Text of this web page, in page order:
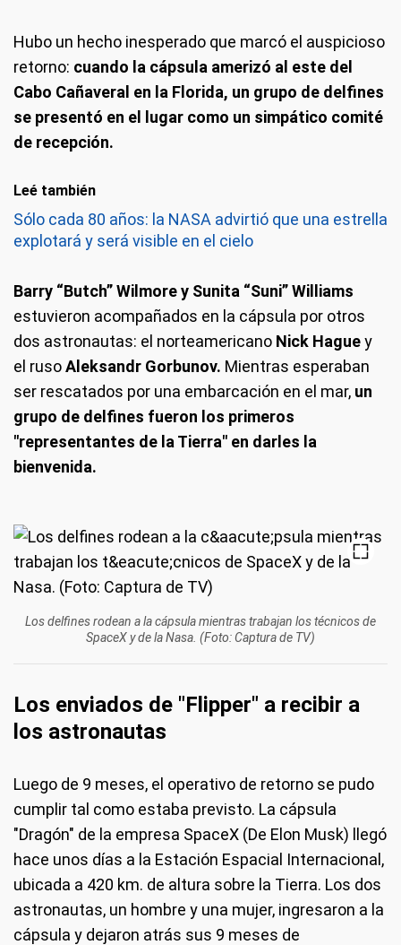
Hubo un hecho inesperado que marcó el auspicioso
retorno: cuando la cápsula amerizó al este del
Cabo Cañaveral en la Florida, un grupo de delfines
se presentó en el lugar como un simpático comité
de recepción.
Leé también
Sólo cada 80 años: la NASA advirtió que una estrella
explotará y será visible en el cielo
Barry “Butch” Wilmore y Sunita “Suni” Williams
estuvieron acompañados en la cápsula por otros
dos astronautas: el norteamericano Nick Haguey
el rusoAleksandr Gorbunov. Mientras esperaban
ser rescatados por una embarcación en el mar, un
grupo de delfines fueron los primeros
"representantes de la Tierra" en darles la
bienvenida.
Los delfines rodean a la cápsula mientras trabajan los técnicos de
SpaceX y de la Nasa. (Foto: Captura de TV)
Los enviados de "Flipper" a recibir a
los astronautas
Luego de 9 meses, el operativo de retorno se pudo
cumplir tal como estaba previsto. La cápsula
"Dragón" de la empresa SpaceX (De Elon Musk) llegó
hace unos días a la Estación Espacial Internacional,
ubicada a 420 km. de altura sobre la Tierra. Los dos
astronautas, un hombre y una mujer, ingresaron a la
cápsula y dejaron atrás sus 9 meses de